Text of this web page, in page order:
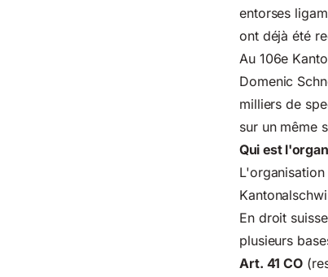
entorses
ont déjà été
Au 106e
Domenic
milliers de
sur un même
Qui est
En droit
plusieurs
Art. 41 CO